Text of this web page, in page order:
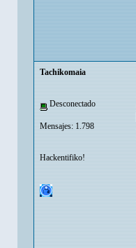
Tachikomaia
Desconectado
Mensajes: 1.798
Hackentifiko!